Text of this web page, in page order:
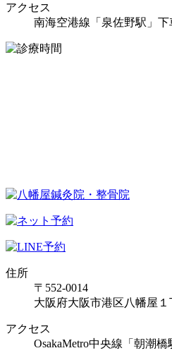
アクセス
南海空港線「泉佐野駅」下
住所
〒552-0014
大阪府大阪市港区八幡屋１
アクセス
OsakaMetro中央線「朝潮